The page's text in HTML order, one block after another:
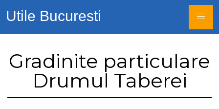
Utile Bucuresti
Gradinite particulare
Drumul Taberei